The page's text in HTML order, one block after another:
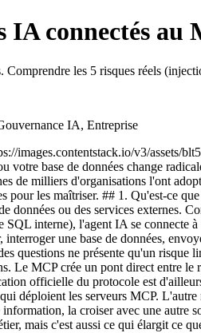
IA connectés
les 5 risques réels
IA, Entreprise
complexe : rechercher une information, la croiser avec une autre source, puis agir sur cette base. Cette capacité à raisonner et agir sur plusieurs étapes est précisément ce qui rend le MCP puissant pour l'automatisation de workflows métier, mais c'est aussi ce qui élargit ce que les experts appellent le « rayon d'explosion » (blast radius) d'une compromission : plus l'agent a d'accès et d'autonomie, plus les conséquences d'une erreur ou d'une attaque sont importantes. ![Comment fonctionne le Model Context Protocol](https://www.datocms-assets.com/75231/1753851592-model-context-protocol.png?fm=webp) ## 2. Quels sont les 5 risques concrets du MCP en entreprise ? Les recherches en sécurité convergent vers 5 catégories de risques majeurs, toutes documentées par des incidents réels survenus depuis 2025. Voici chacune, avec son mécanisme précis. **Accès sur-privilégié.** Quand une équipe connecte un agent IA à un système, elle utilise souvent par commodité des identifiants larges (clé API admin, compte de service) plutôt que des permissions restreintes, pour éviter les erreurs d'autorisation pendant le développement. Le problème, c'est que ces privilèges larges ne sont presque jamais réduits une fois l'agent en production. C'est exactement ce qui s'est produit lors de l'incident Supabase de juin 2025 : un agent Cursor disposant d'un accès privilégié au niveau service a traité un ticket de support contenant du contenu malveillant, ce qui a permis l'exfiltration de jetons d'intégration. Un agent limité en lecture seule sur des données de support n'aurait jamais eu les permissions nécessaires pour causer cette fuite. **Injection de prompt indirecte.** Considéré comme le risque numéro 1 du